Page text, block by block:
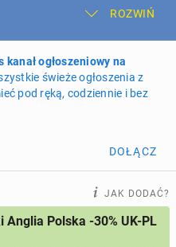
ROZWIŃ
Moje ogłoszenia
ogłoszeń
ogłoszenia online
290 profili online
ogłoszeniowy na
świeże ogłoszenia z
pod ręką, codziennie i bez
DOŁĄCZ
JAK DODAĆ?
Anglia Polska -30% UK-PL